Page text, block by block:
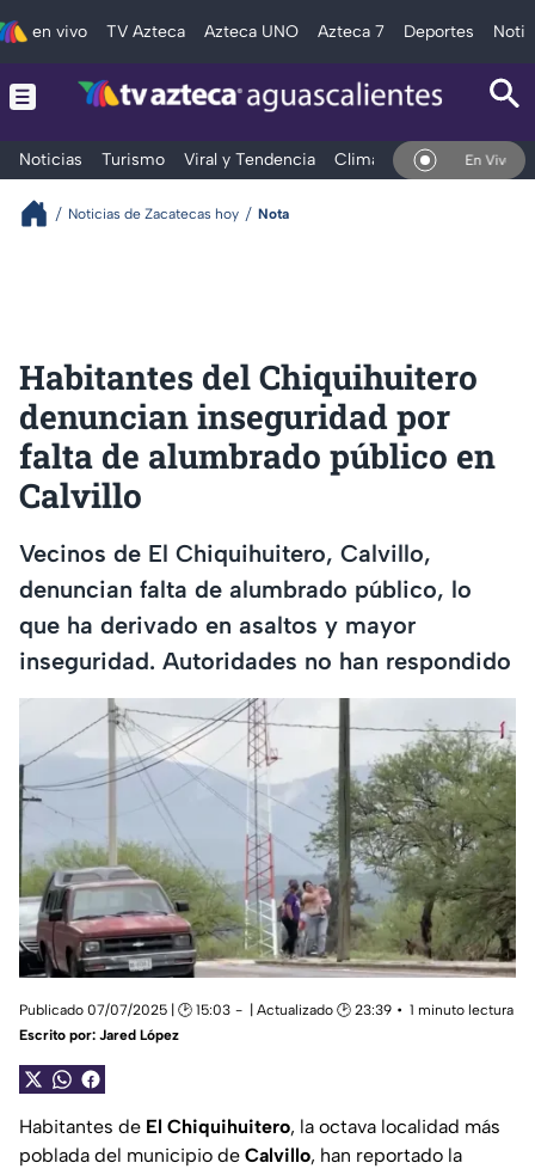
en vivo TV Azteca Azteca UNO Azteca 7 Deportes
Noticias Turismo Viral y Tendencia Clima DeportesEn Vivo
Noticias de Zacatecas hoy Nota
Habitantes del Chiquihuitero
denuncian inseguridad por
falta de alumbrado público en
Calvillo
Vecinos de El Chiquihuitero, Calvillo,
denuncian falta de alumbrado público, lo
que ha derivado en asaltos y mayor
inseguridad. Autoridades no han respondido
Publicado 07/07/2025 | 🕑 15:03 | Actualizado 🕑 23:39
1 minuto lectura
Escrito por: Jared López
Habitantes de El Chiquihuitero, la octava localidad más
poblada del municipio de Calvillo, han reportado la